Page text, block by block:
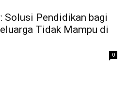
Solusi Pendidikan bagi
Tidak Mampu di
0